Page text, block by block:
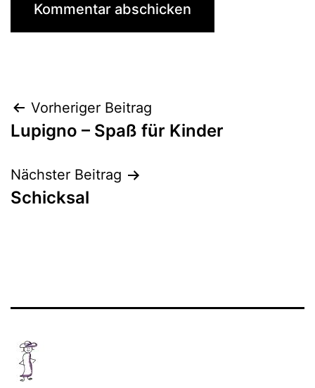
Beitragsnavigation
Vorheriger Beitrag
Lupigno – Spaß für Kinder
Nächster Beitrag
Schicksal